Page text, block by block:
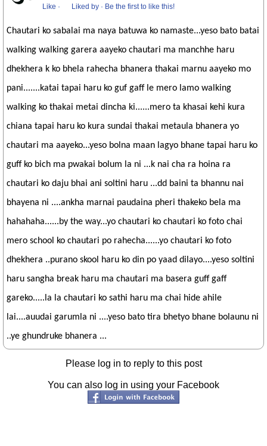
Like · Liked by · Be the first to like this!
Chautari ko sabalai ma naya batuwa ko namaste...yeso bato batai
walking walking garera aayeko chautari ma manchhe haru
dhekhera k ko bhela rahecha bhanera thakai marnu aayeko mo
pani.......katai tapai haru ko guf gaff le mero lamo walking
walking ko thakai metai dincha ki......mero ta khasai kehi kura
chiana tapai haru ko kura sundai thakai metaula bhanera yo
chautari ma aayeko...yeso bolna maan lagyo bhane tapai haru ko
guff ko bich ma pwakai bolum la ni ...k nai cha ra hoina ra
chautari ko daju bhai ani soltini haru ...dd baini ta bhannu nai
bhayena ni ....ankha marnai paudaina pheri thakeko bela ma
hahahaha......by the way...yo chautari ko chautari ko foto chai
mero school ko chautari po rahecha......yo chautari ko foto
dhekhera ..purano skool haru ko din po yaad dilayo....yeso soltini
haru sangha break haru ma chautari ma basera guff gaff
gareko.....la la chautari ko sathi haru ma chai hide ahile
lai....auudai garumla ni ....yeso bato tira bhetyo bhane bolaunu ni
..ye ghundruke bhanera ...
Please log in to reply to this post
You can also log in using your Facebook